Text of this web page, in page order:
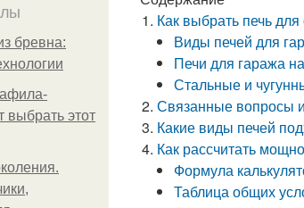
бревна:
выбрать этот
Как выбрать печь
Виды печей для
Печи для гаража
Стальные и
Связанные вопросы
Какие виды печей
Как рассчитать
Формула
Таблица общих